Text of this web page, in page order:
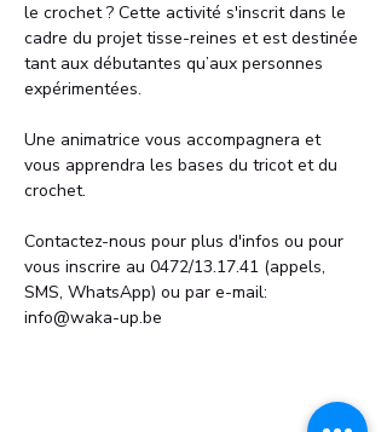
le crochet ? Cette activité s'inscrit dans le
cadre du projet tisse-reines et est destinée
tant aux débutantes qu’aux personnes
expérimentées.
Une animatrice vous accompagnera et
vous apprendra les bases du tricot et du
crochet.
Contactez-nous pour plus d'infos ou pour
vous inscrire au 0472/13.17.41 (appels,
SMS, WhatsApp) ou par e-mail:
info@waka-up.be